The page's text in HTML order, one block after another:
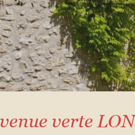
verte